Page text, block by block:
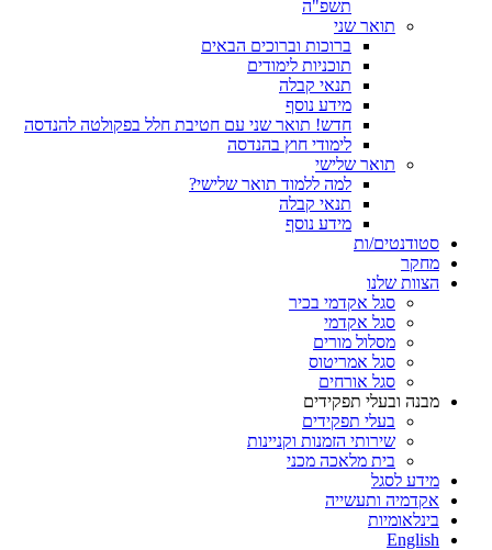
תשפ"ה
תואר שני
ברוכות וברוכים הבאים
תוכניות לימודים
תנאי קבלה
מידע נוסף
חדש! תואר שני עם חטיבת חלל בפקולטה להנדסה
לימודי חוץ בהנדסה
תואר שלישי
למה ללמוד תואר שלישי?
תנאי קבלה
מידע נוסף
סטודנטים/ות
מחקר
הצוות שלנו
סגל אקדמי בכיר
סגל אקדמי
מסלול מורים
סגל אמריטוס
סגל אורחים
מבנה ובעלי תפקידים
בעלי תפקידים
שירותי הזמנות וקניינות
בית מלאכה מכני
מידע לסגל
אקדמיה ותעשייה
בינלאומיות
English